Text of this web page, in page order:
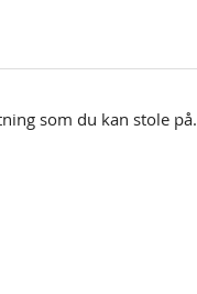
som du kan stole på.